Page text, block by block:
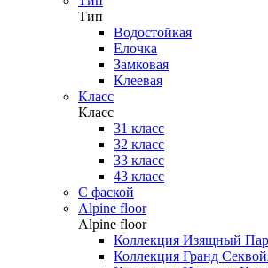
Тип
Водостойкая
Елочка
Замковая
Клеевая
Класс
Класс
31 класс
32 класс
33 класс
43 класс
С фаской
Alpine floor
Alpine floor
Коллекция Изящный
Коллекция Гранд